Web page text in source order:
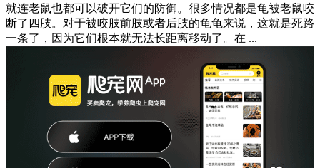
就连老鼠也都可以破开它们的防御。很多情况都是龟被老鼠咬
断了四肢。对于被咬肢前肢或者后肢的龟龟来说，这就是死路
一条了，因为它们根本就无法长距离移动了。在 ...